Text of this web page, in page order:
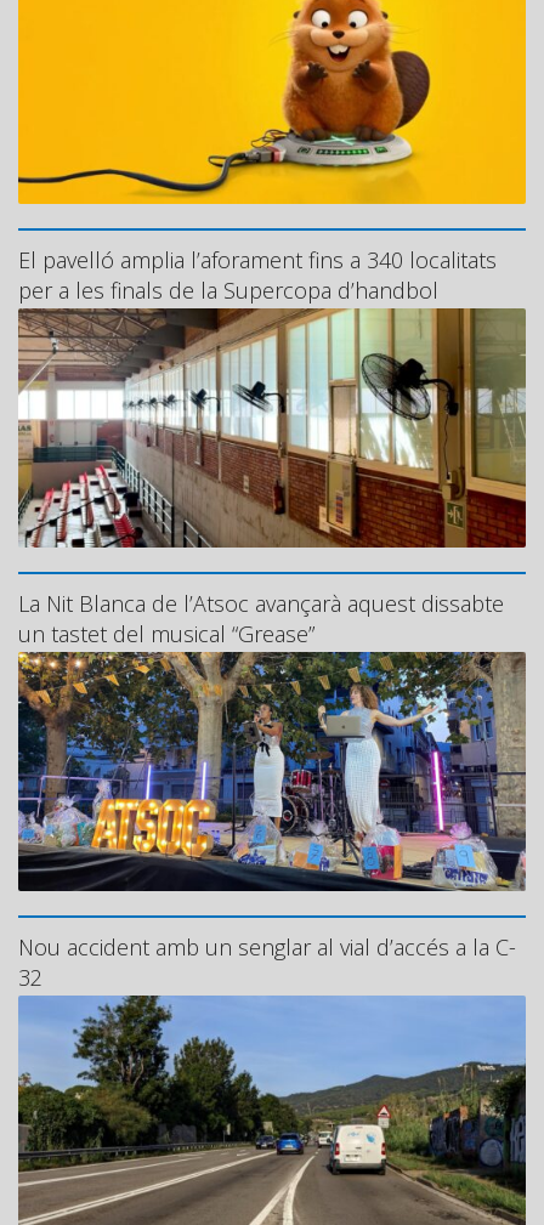
El pavelló amplia l’aforament fins a 340 localitats
per a les finals de la Supercopa d’handbol
La Nit Blanca de l’Atsoc avançarà aquest dissabte
un tastet del musical “Grease”
Nou accident amb un senglar al vial d’accés a la C-
32